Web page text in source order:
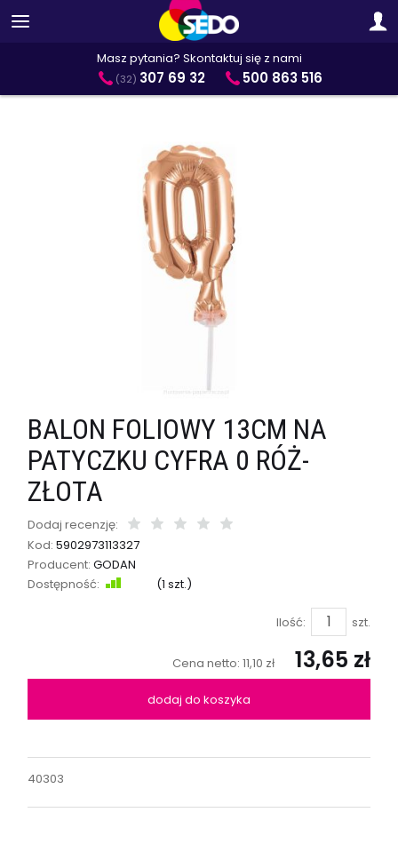
Masz pytania? Skontaktuj się z nami
(32) 307 69 32 500 863 516
BALON FOLIOWY 13CM NA
PATYCZKU CYFRA 0 RÓŻ-
ZŁOTA
Dodaj recenzję:
Kod: 5902973113327
Producent: GODAN
Dostępność:
(1 szt.)
Ilość: szt.
Cena netto: 11,10 zł 13,65 zł
dodaj do koszyka
40303